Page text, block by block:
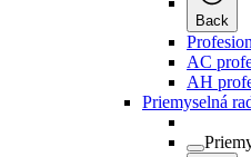
Back
AC
AH
Priemyselná